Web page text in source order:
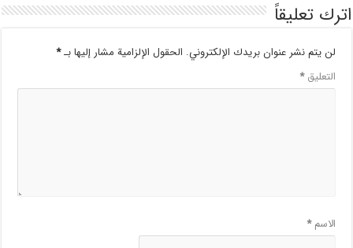
اترك تعليقاً
لن يتم نشر عنوان بريدك الإلكتروني. الحقول الإلزامية مشار إليها بـ*
التعليق*
الاسم*